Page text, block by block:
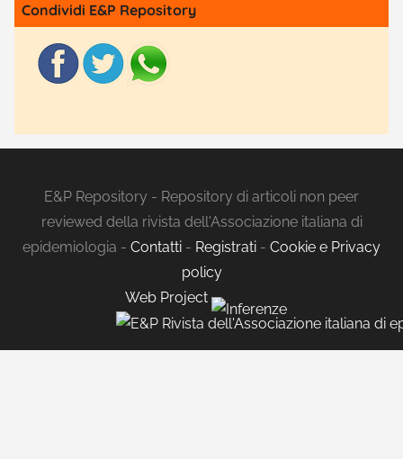
Condividi E&P Repository
E&P Repository - Repository di articoli non peer
reviewed della rivista dell'Associazione italiana di
epidemiologia - Contatti - Registrati - Cookie e Privacy
policy
Web Project